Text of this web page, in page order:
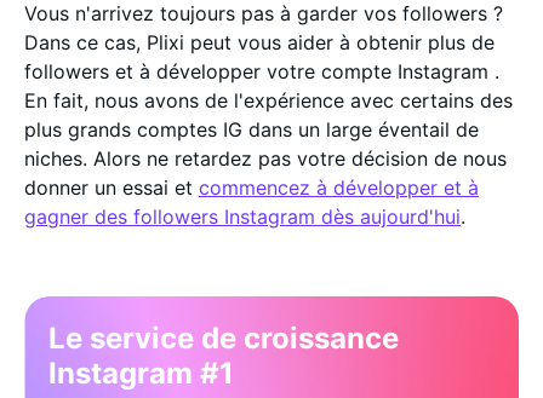
Vous n'arrivez toujours pas à garder vos followers ?
Dans ce cas, Plixi peut vous aider à obtenir plus de
followers et à développer votre compte Instagram .
En fait, nous avons de l'expérience avec certains des
plus grands comptes IG dans un large éventail de
niches. Alors ne retardez pas votre décision de nous
donner un essai et commencez à développer et à
gagner des followers Instagram dès aujourd'hui.
Le service de croissance
Instagram #1